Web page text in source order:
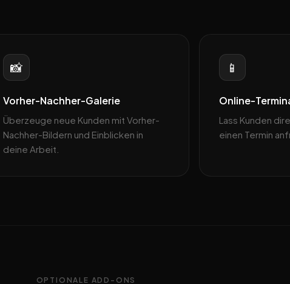
📸
Vorher-Nachher-Galerie
Überzeuge neue Kunden mit Vorher-
Nachher-Bildern und Einblicken in
deine Arbeit.
📱
Online-
Lass Kunden
einen Termin
OPTIONALE ADD-ONS